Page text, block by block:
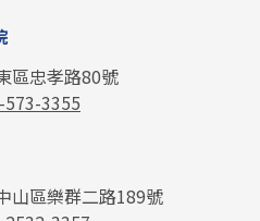
區忠孝路80號
3355
山區樂群二路189號